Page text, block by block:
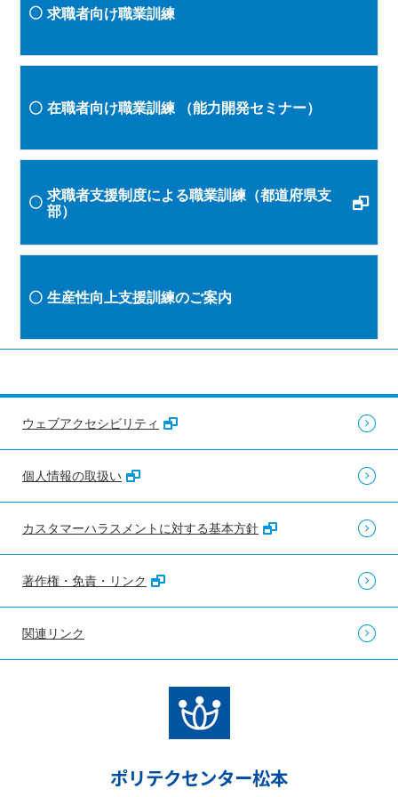
求職者向け職業訓練
在職者向け職業訓練 （能力開発セミナー）
求職者支援制度による職業訓練（都道府県支
部）
生産性向上支援訓練のご案内
ウェブアクセシビリティ
個人情報の取扱い
カスタマーハラスメントに対する基本方針
著作権・免責・リンク
関連リンク
ポリテクセンター松本